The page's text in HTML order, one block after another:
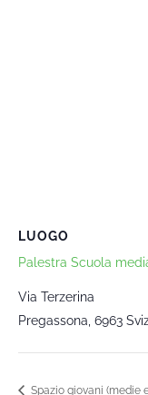
LUOGO
Palestra Scuola
Via Terzerina
Pregassona 6963
Spazio giovani (medie